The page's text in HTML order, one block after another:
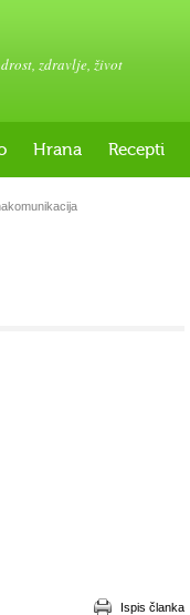
, zdravlje, život
Hrana Recepti
Ispis članka